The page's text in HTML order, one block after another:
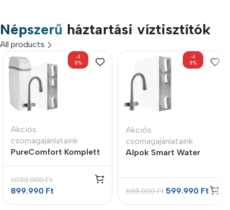
Népszerű háztartási víztisztítók
All products
-1
3%
Akciós
csomagajánlataink
PureComfort Komplett
1.033.000Ft
899.990 Ft
-1
3%
Akciós
csomagajánlataink
Alpok Smart Water
688.000Ft 599.990 Ft